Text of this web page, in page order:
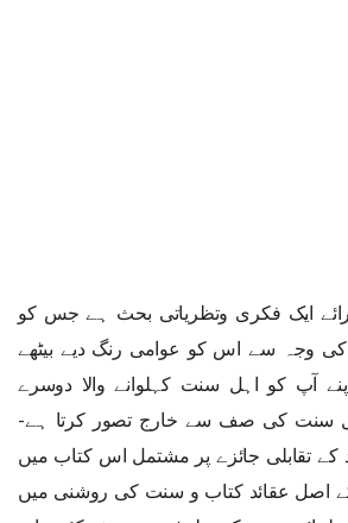
ایک فکری وتظریاتی بحث ہے جس کو
وجہ سے اس کو عوامی رنگ دیے بیٹھے
آپ کو اہل سنت کہلوانے والا دوسرے
سنت کی صف سے خارج تصور کرتا ہے-
کے تقابلی جائزے پر مشتمل اس کتاب میں
اصل عقائد کتاب و سنت کی روشنی میں